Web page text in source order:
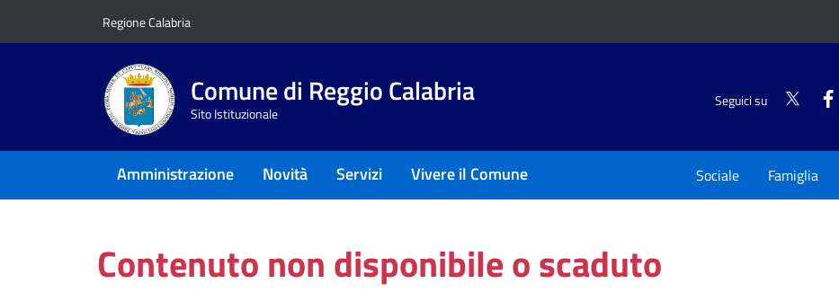
Regione Calabria
Comune di Reggio Calabria
Sito Istituzionale
Seguici su Twitter
Amministrazione Novità Servizi Vivere il Comune Sociale Famiglia
Contenuto non disponibile o scaduto